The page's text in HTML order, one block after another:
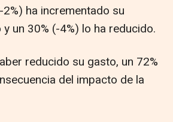
ha incrementado su
un 30% (-4%) lo ha reducido.
reducido su gasto, un 72%
del impacto de la